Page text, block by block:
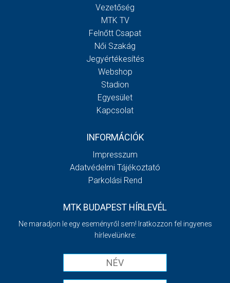
Vezetőség
MTK TV
Felnőtt Csapat
Női Szakág
Jegyértékesítés
Webshop
Stadion
Egyesület
Kapcsolat
INFORMÁCIÓK
Impresszum
Adatvédelmi Tájékoztató
Parkolási Rend
MTK BUDAPEST HÍRLEVÉL
Ne maradjon le egy eseményről sem! Iratkozzon fel ingyenes
hírlevelünkre: